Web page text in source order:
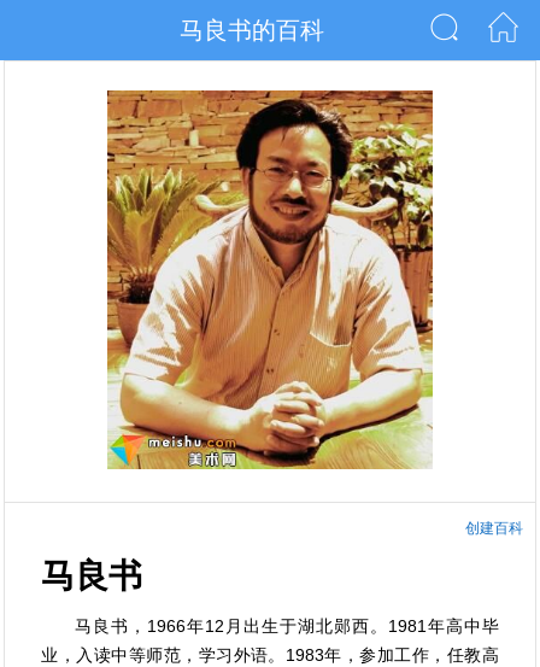
马良书的百科
创建百科
马良书
马良书，1966年12月出生于湖北郧西。1981年高中毕
业，入读中等师范，学习外语。1983年，参加工作，任教高